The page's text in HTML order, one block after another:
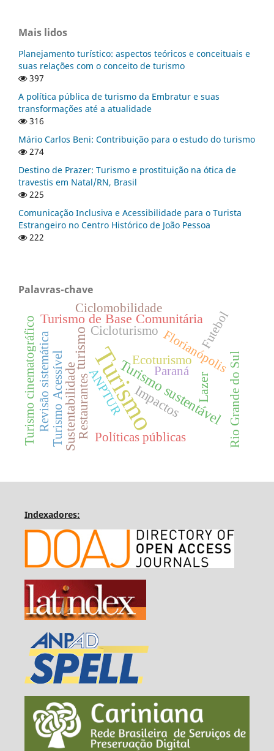
Mais lidos
Planejamento turístico: aspectos teóricos e conceituais e
suas relações com o conceito de turismo
397
A política pública de turismo da Embratur e suas
transformações até a atualidade
316
Mário Carlos Beni: Contribuição para o estudo do turismo
274
Destino de Prazer: Turismo e prostituição na ótica de
travestis em Natal/RN, Brasil
225
Comunicação Inclusiva e Acessibilidade para o Turista
Estrangeiro no Centro Histórico de João Pessoa
222
Palavras-chave
Turismo
Turismo sustentável
turismo
Impactos Lazer
Sustentabilidade
Turismo de Base Comunitária
EcoturismoFlorianópolis
Turismo cinematográfico Políticas públicas
Turismo Acessível Restaurantes
Paraná Rio Grande do Sul
Futebol
Revisão sistemática ANPTUR
Ciclomobilidade
Cicloturismo
Indexadores: